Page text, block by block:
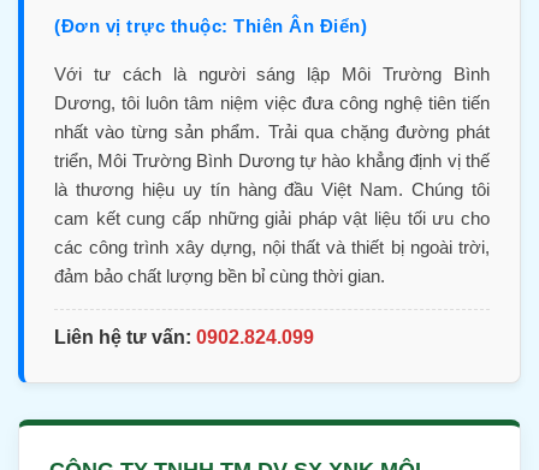
(Đơn vị trực thuộc: Thiên Ân Điển)
Với tư cách là người sáng lập Môi Trường Bình
Dương, tôi luôn tâm niệm việc đưa công nghệ tiên tiến
nhất vào từng sản phẩm. Trải qua chặng đường phát
triển, Môi Trường Bình Dương tự hào khẳng định vị thế
là thương hiệu uy tín hàng đầu Việt Nam. Chúng tôi
cam kết cung cấp những giải pháp vật liệu tối ưu cho
các công trình xây dựng, nội thất và thiết bị ngoài trời,
đảm bảo chất lượng bền bỉ cùng thời gian.
Liên hệ tư vấn: 0902.824.099